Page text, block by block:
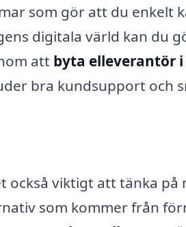
som gör att du enkelt
digitala värld kan du
att byta elleverantör
bra kundsupport och
också viktigt att tänka på
som kommer från